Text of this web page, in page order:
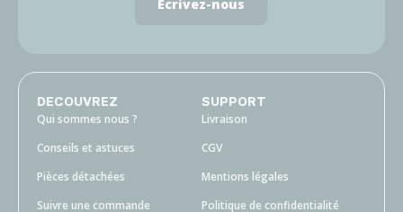
Écrivez-nous
DECOUVREZ
Qui sommes nous ?
Conseils et astuces
Pièces détachées
Suivre une commande
SUPPORT
Livraison
CGV
Mentions légales
Politique de confidentialité